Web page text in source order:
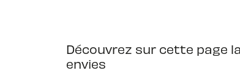
Découvrez sur cette page
envies